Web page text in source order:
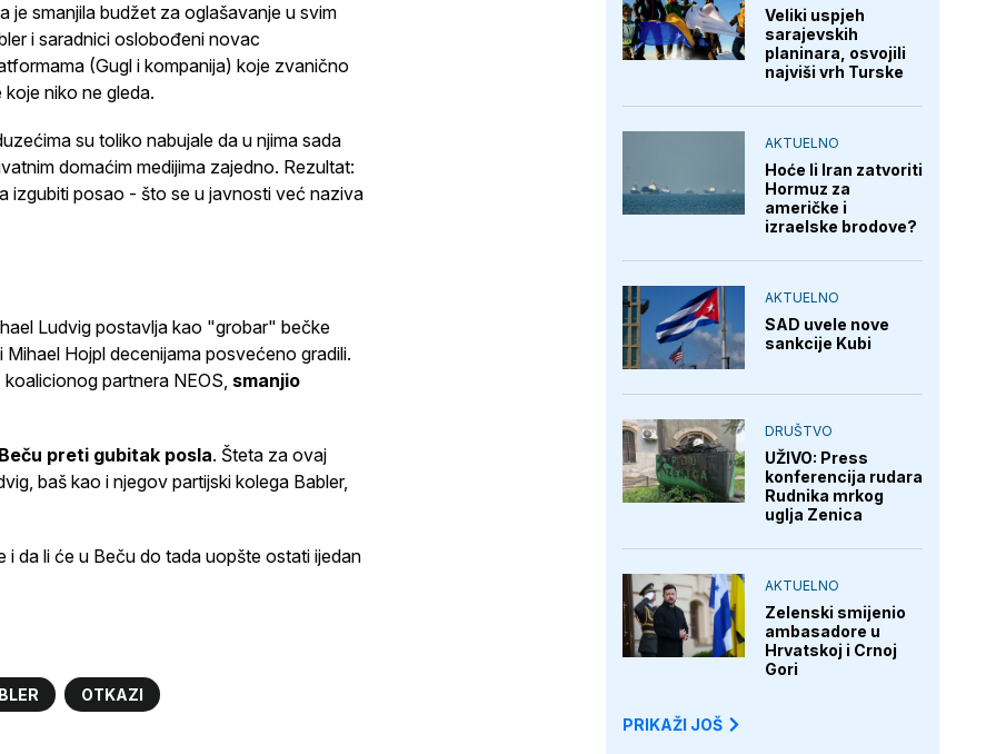
je smanjila budžet za oglašavanje u svim
i saradnici oslobođeni novac
(Gugl i kompanija) koje zvanično
koje niko ne gleda.
su toliko nabujale da u njima sada
domaćim medijima zajedno. Rezultat:
izgubiti posao - što se u javnosti već naziva
Ludvig postavlja kao "grobar" bečke
Mihael Hojpl decenijama posvećeno gradili.
partnera NEOS, smanjio
preti gubitak posla. Šteta za ovaj
baš kao i njegov partijski kolega Babler,
i da li će u Beču do tada uopšte ostati ijedan
OTKAZI
Veliki uspjeh
sarajevskih
planinara, osvojili
najviši vrh Turske
AKTUELNO
Hoće li Iran zatvoriti
Hormuz za
američke i
izraelske brodove?
AKTUELNO
SAD uvele nove
sankcije Kubi
DRUŠTVO
UŽIVO: Press
konferencija rudara
Rudnika mrkog
uglja Zenica
AKTUELNO
Zelenski smijenio
ambasadore u
Hrvatskoj i Crnoj
Gori
PRIKAŽI JOŠ